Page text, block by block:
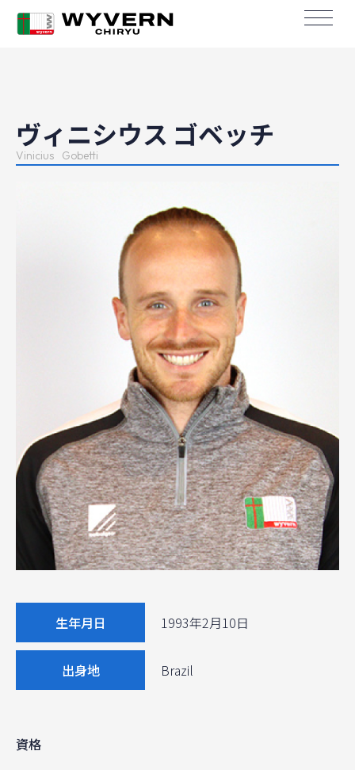
ヴィニシウス ゴベッチ
Vinicius Gobetti
生年月日 1993年2月10日
出身地 Brazil
資格